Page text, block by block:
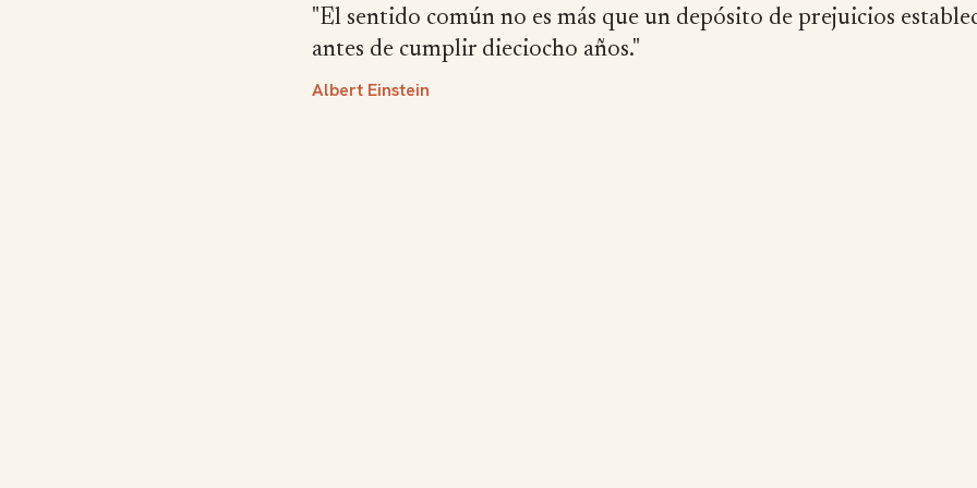
"El sentido común no es más que un depósito de prejuicios
antes de cumplir dieciocho años."
Albert Einstein